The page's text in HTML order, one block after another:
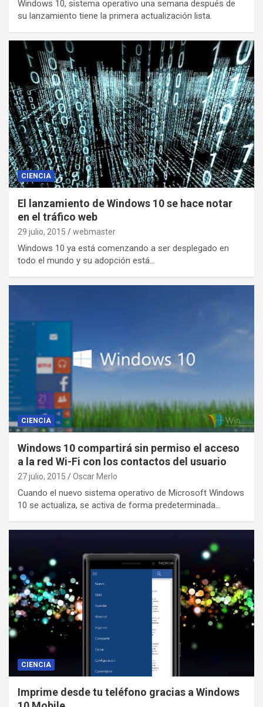
Windows 10, sistema operativo una semana después de
su lanzamiento tiene la primera actualización lista.
CIENCIA
El lanzamiento de Windows 10 se hace notar
en el tráfico web
29 julio, 2015 webmaster
Windows 10 ya está comenzando a ser desplegado en
todo el mundo y su adopción está…
CIENCIA
Windows 10 compartirá sin permiso el acceso
a la red Wi-Fi con los contactos del usuario
27 julio, 2015 Oscar Merlo
Cuando el nuevo sistema operativo de Microsoft Windows
10 se actualiza, se activa de forma predeterminada…
CIENCIA
Imprime desde tu teléfono gracias a Windows